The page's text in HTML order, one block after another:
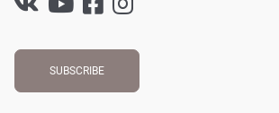
SUBSCRIBE